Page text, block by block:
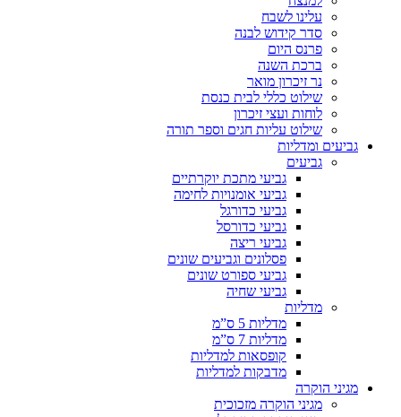
עלינו לשבח
סדר קידוש לבנה
פרנס היום
ברכת השנה
נר זיכרון מואר
שילוט כללי לבית כנסת
לוחות ועצי זיכרון
שילוט עליות חגים וספר תורה
גביעים ומדליות
גביעים
גביעי מתכת יוקרתיים
גביעי אומנויות לחימה
גביעי כדורגל
גביעי כדורסל
גביעי ריצה
פסלונים וגביעים שונים
גביעי ספורט שונים
גביעי שחיה
מדליות
מדליות 5 ס”מ
מדליות 7 ס”מ
קופסאות למדליות
מדבקות למדליות
מגיני הוקרה
מגיני הוקרה מזכוכית